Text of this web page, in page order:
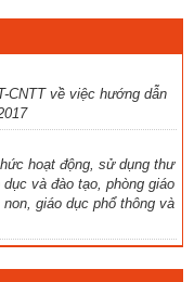
CNTT về việc hướng dẫn
hoạt động, sử dụng thư
và đào tạo, phòng giáo
giáo dục phổ thông và